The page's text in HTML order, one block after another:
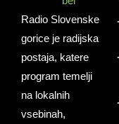
Radio Slovenske
gorice je radijska
postaja, katere
program temelji
na lokalnih
vsebinah,